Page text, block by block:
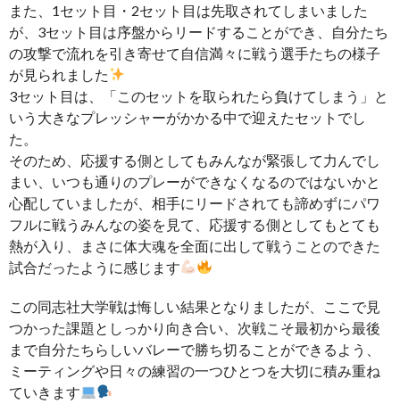
また、1セット目・2セット目は先取されてしまいました
が、3セット目は序盤からリードすることができ、自分たち
の攻撃で流れを引き寄せて自信満々に戦う選手たちの様子
が見られました
3セット目は、「このセットを取られたら負けてしまう」と
いう大きなプレッシャーがかかる中で迎えたセットでし
た。
そのため、応援する側としてもみんなが緊張して力んでし
まい、いつも通りのプレーができなくなるのではないかと
心配していましたが、相手にリードされても諦めずにパワ
フルに戦うみんなの姿を見て、応援する側としてもとても
熱が入り、まさに体大魂を全面に出して戦うことのできた
試合だったように感じます
この同志社大学戦は悔しい結果となりましたが、ここで見
つかった課題としっかり向き合い、次戦こそ最初から最後
まで自分たちらしいバレーで勝ち切ることができるよう、
ミーティングや日々の練習の一つひとつを大切に積み重ね
ていきます